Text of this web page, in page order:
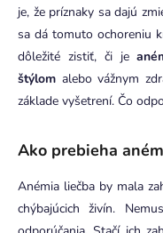
je, že príznaky sa dajú
sa dá tomuto ochoreniu
dôležité zistiť, či je
štýlom alebo vážnym
základe vyšetrení. Čo
Ako prebieha
Anémia liečba by mala
chýbajúcich živín.